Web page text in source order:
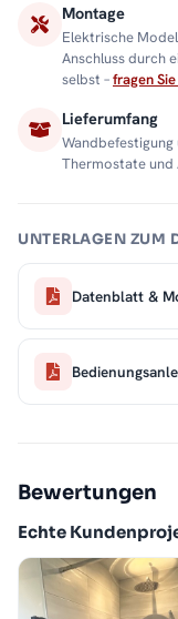
Montage
Elektrische
Anschluss durch
selbst –fragen
Lieferumfang
Thermostate und
UNTERLAGEN ZUM
Datenblatt &
Bewertungen
Echte